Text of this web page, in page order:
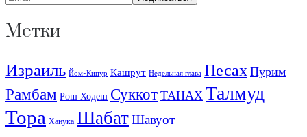
Метки
Израиль Йом-Кипур Кашрут Недельная глава Песах Пурим
Рамбам Рош Ходеш СуккотТАНАХТалмуд
Тора Ханука ШабатШавуот